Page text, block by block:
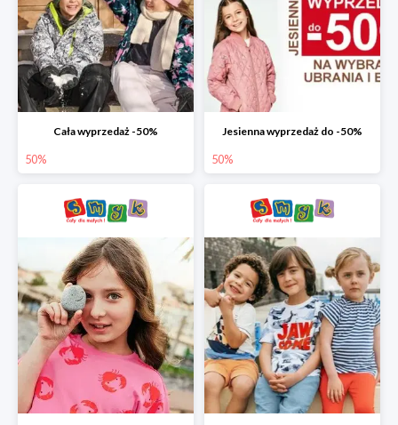
Cała wyprzedaż -50%
50%
Jesienna wyprzedaż do -50%
50%